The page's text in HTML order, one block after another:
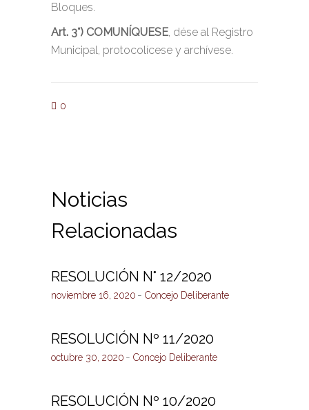
Bloques.
Art. 3°) COMUNÍQUESE, dése al Registro
Municipal, protocolícese y archívese.
0
Noticias
Relacionadas
RESOLUCIÓN N° 12/2020
noviembre 16, 2020 Concejo Deliberante
RESOLUCIÓN Nº 11/2020
octubre 30, 2020 Concejo Deliberante
RESOLUCIÓN Nº 10/2020